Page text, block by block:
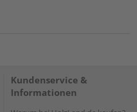
Kundenservice &
Informationen